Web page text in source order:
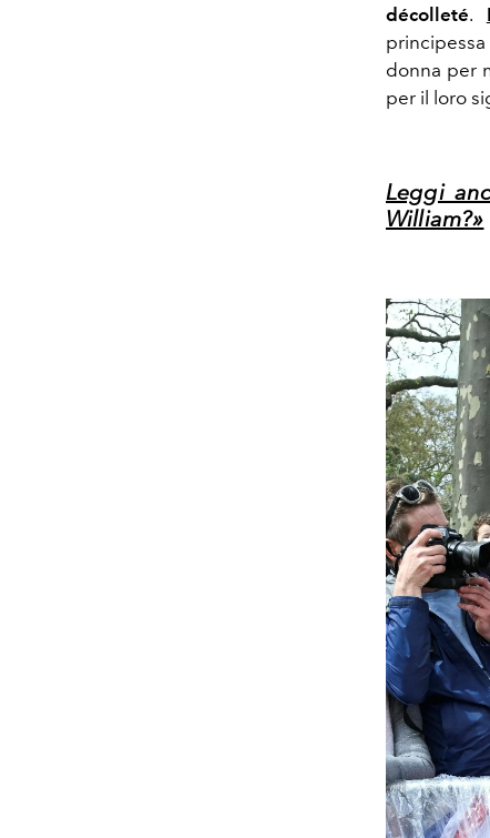
décolleté.
principessa
donna per
per il loro
Leggi
William?»